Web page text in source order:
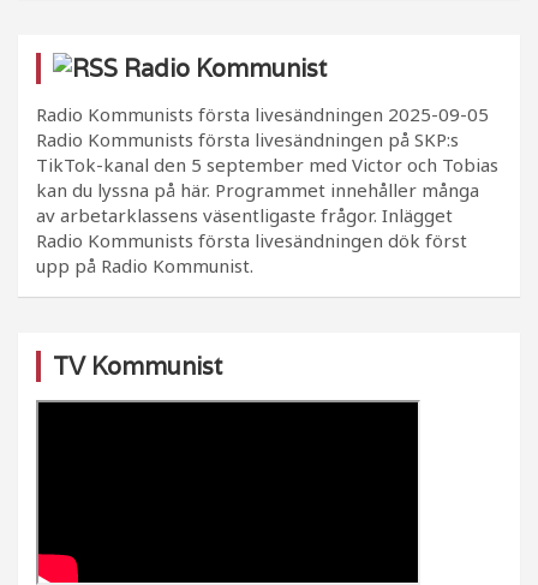
Radio Kommunist
Radio Kommunists första livesändningen 2025-09-05
Radio Kommunists första livesändningen på SKP:s
TikTok-kanal den 5 september med Victor och Tobias
kan du lyssna på här. Programmet innehåller många
av arbetarklassens väsentligaste frågor. Inlägget
Radio Kommunists första livesändningen dök först
upp på Radio Kommunist.
TV Kommunist